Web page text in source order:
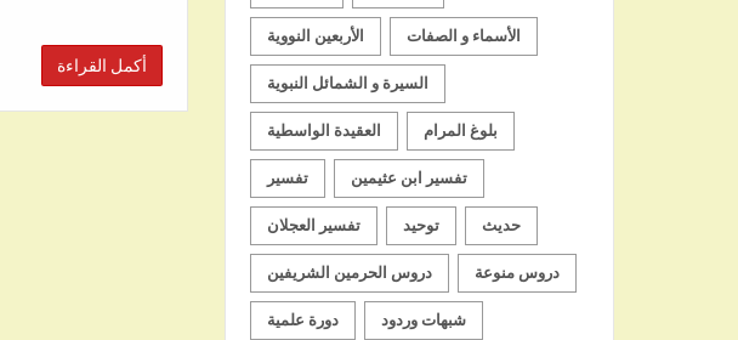
أكمل القراءة
الأربعين النووية الأسماء و الصفات
السيرة و الشمائل النبوية
العقيدة الواسطية بلوغ المرام
تفسير تفسير ابن عثيمين
تفسير العجلان توحيد حديث
دروس الحرمين الشريفين دروس منوعة
دورة علمية شبهات وردود